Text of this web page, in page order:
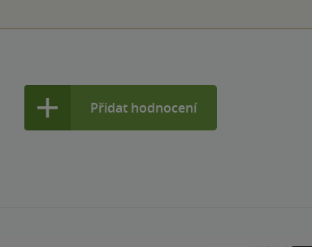
Přidat hodnocení